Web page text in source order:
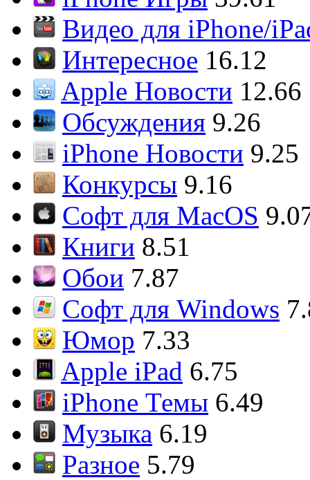
Видео для iPhone/
Интересное 16.12
Apple Новости 12.66
Обсуждения 9.26
iPhone Новости 9.25
Конкурсы 9.16
Софт для MacOS
Книги 8.51
Обои 7.87
Софт для Windows
Юмор 7.33
Apple iPad 6.75
iPhone Темы 6.49
Музыка 6.19
Разное 5.79